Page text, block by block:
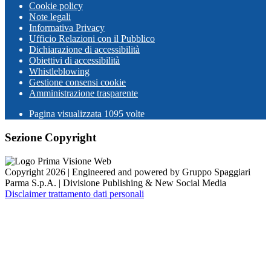
Cookie policy
Note legali
Informativa Privacy
Ufficio Relazioni con il Pubblico
Dichiarazione di accessibilità
Obiettivi di accessibilità
Whistleblowing
Gestione consensi cookie
Amministrazione trasparente
Pagina visualizzata 1095 volte
Sezione Copyright
Copyright 2026 | Engineered and powered by Gruppo Spaggiari
Parma S.p.A. | Divisione Publishing & New Social Media
Disclaimer trattamento dati personali